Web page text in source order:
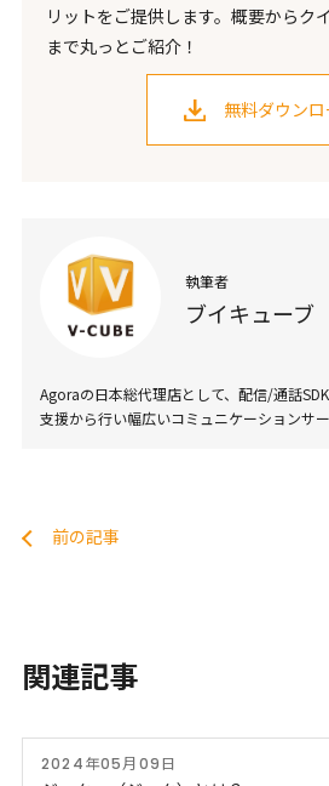
リットをご提供します。概要からク
まで丸っとご紹介！
無料ダウン
執筆者
ブイキューブ
Agoraの日本総代理店として、配信/通話
支援から行い幅広いコミュニケーションサ
前の記事
関連記事
2024年05月09日